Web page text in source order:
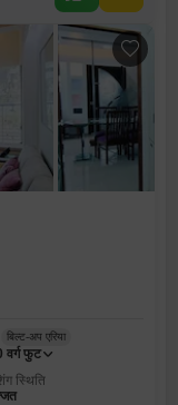
बिल्ट-अप एरिया
वर्ग फुट
स्थिति